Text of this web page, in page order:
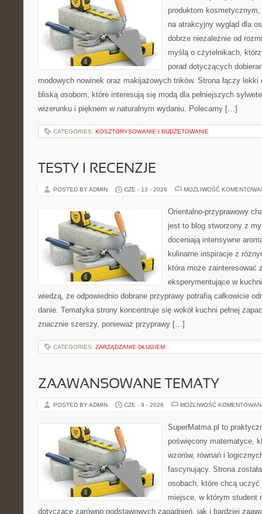
produktom
na atrakcyjny wygląd dla
dobrze niezależnie od
myślą o czytelnikach,
porad dotyczących
modowych nowinek oraz makijażowych trików. Strona łączy
bliską osobom, które interesują się modą dla pełniejszych
wizerunku i pięknem w naturalnym wydaniu. Polecamy […]
CATEGORIES: KOSZTORYSOWANIE I BUDŻETOWANIE
TESTY I RECENZJE
POSTED BY ADMIN CZE - 13 - 2026 MOŻLIWOŚĆ
Orientalno-przyprawowy
jest to blog stworzony z
doceniają intensywne
kulinarne inspiracje z
która może zainteresować
eksperymentujące w
wiedzą, że odpowiednio dobrane przyprawy potrafią całkowicie
danie. Tematyka strony koncentruje się wokół kuchni pełnej
znacznie szerszy, ponieważ przyprawy […]
CATEGORIES: ZARZĄDZANIE DŁUGIEM
ZAAWANSOWANE TEMATY
POSTED BY ADMIN CZE - 9 - 2026 MOŻLIWOŚĆ
SuperMatma.pl to
poświęcony matematyce,
wzorów, równań i
fascynujący. Strona
osobach, które chcą
miejsce, w którym student
dotyczące zarówno podstawowych zagadnień, jak i bardziej